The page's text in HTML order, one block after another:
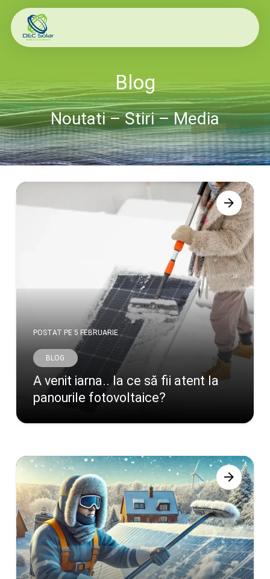
Blog
Noutati – Stiri – Media
POSTAT PE 5 FEBRUARIE
BLOG
A venit iarna.. la ce să fii atent la
panourile fotovoltaice?